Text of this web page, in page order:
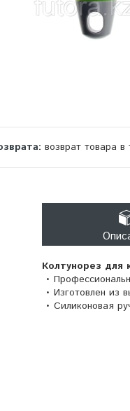
возврат товара в
Колтунорез для
•
• Изготовлен из
• Силиконовая